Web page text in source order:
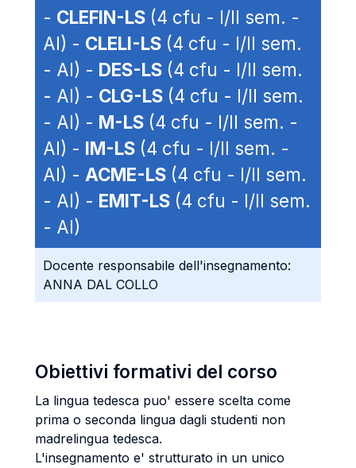
- CLEFIN-LS (4 cfu - I/II sem. -
AI) - CLELI-LS (4 cfu - I/II sem.
- AI) - DES-LS (4 cfu - I/II sem.
- AI) - CLG-LS (4 cfu - I/II sem.
- AI) - M-LS (4 cfu - I/II sem. -
AI) - IM-LS (4 cfu - I/II sem. -
AI) - ACME-LS (4 cfu - I/II sem.
- AI) - EMIT-LS (4 cfu - I/II sem.
- AI)
Docente responsabile dell'insegnamento:
ANNA DAL COLLO
Obiettivi formativi del corso
La lingua tedesca puo' essere scelta come
prima o seconda lingua dagli studenti non
madrelingua tedesca.
L'insegnamento e' strutturato in un unico